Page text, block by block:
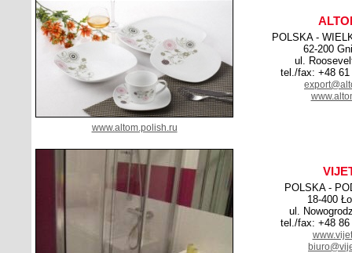
POLSKA -
62-200
ul.
tel./fax: +48 61
www.altom.polish.ru
POLSKA -
18-400
ul.
tel./fax: +48 86